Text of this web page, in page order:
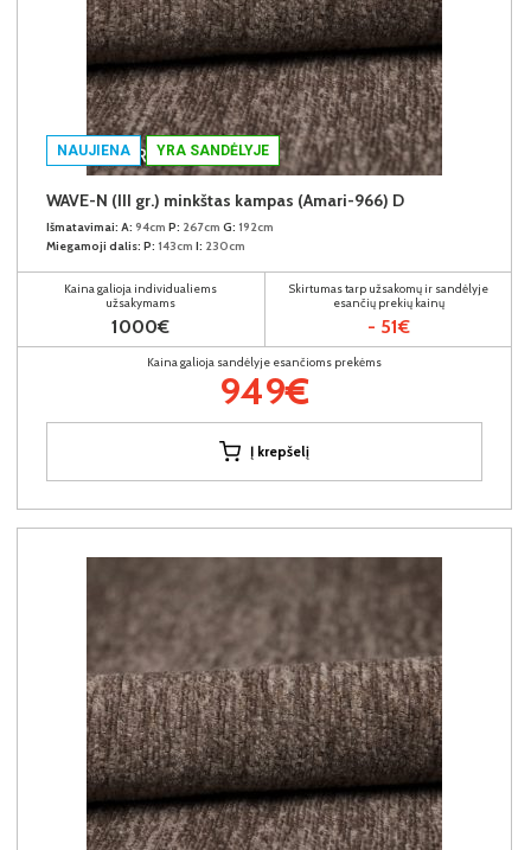
NAUJIENA YRA SANDĖLYJE
WAVE-N (III gr.) minkštas kampas (Amari-966) D
Išmatavimai: A: 94cm P: 267cm G: 192cm
Miegamoji dalis: P: 143cm I: 230cm
Kaina galioja individualiems
užsakymams
1000€
Skirtumas tarp užsakomų ir sandėlyje
esančių prekių kainų
- 51€
Kaina galioja sandėlyje esančioms prekėms
949€
Į krepšelį